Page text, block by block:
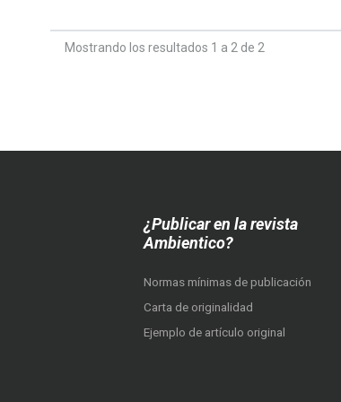
Mostrando los resultados 1 a 2 de 2
¿Publicar en la revista
Ambientico?
Normas mínimas de publicación
Carta de originalidad
Ejemplo de artículo original